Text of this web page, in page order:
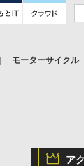
モーターサイクル
ア